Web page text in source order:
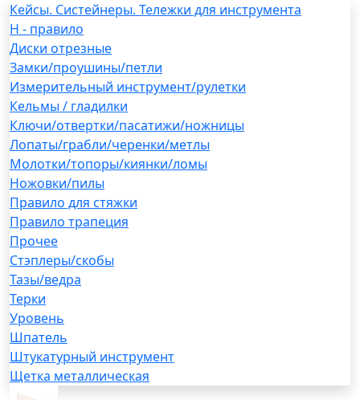
Кейсы. Систейнеры. Тележки для инструмента
H - правило
Диски отрезные
Замки/проушины/петли
Измерительный инструмент/рулетки
Кельмы / гладилки
Ключи/отвертки/пасатижи/ножницы
Лопаты/грабли/черенки/метлы
Молотки/топоры/киянки/ломы
Ножовки/пилы
Правило для стяжки
Правило трапеция
Прочее
Стэплеры/скобы
Тазы/ведра
Терки
Уровень
Шпатель
Штукатурный инструмент
Щетка металлическая